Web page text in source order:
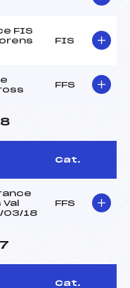
FIS
FIS
FFS
Cat.
03/18
FFS
Cat.